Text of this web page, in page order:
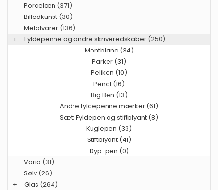
Porcelæn (371)
Billedkunst (30)
Metalvarer (136)
+
Fyldepenne og andre skriveredskaber (250)
Montblanc (34)
Parker (31)
Pelikan (10)
Penol (16)
Big Ben (13)
Andre fyldepenne mærker (61)
Sæt: Fyldepen og stiftblyant (8)
Kuglepen (33)
Stiftblyant (41)
Dyp-pen (0)
Varia (31)
Sølv (26)
+
Glas (264)